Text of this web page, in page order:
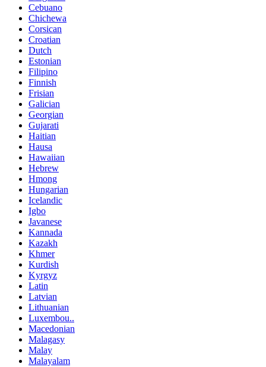
Cebuano
Chichewa
Corsican
Croatian
Dutch
Estonian
Filipino
Finnish
Frisian
Galician
Georgian
Gujarati
Haitian
Hausa
Hawaiian
Hebrew
Hmong
Hungarian
Icelandic
Igbo
Javanese
Kannada
Kazakh
Khmer
Kurdish
Kyrgyz
Latin
Latvian
Lithuanian
Luxembou..
Macedonian
Malagasy
Malay
Malayalam